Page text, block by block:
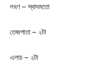
লবণ – স্বাদমতো
তেজপাতা – ২টা
এলাচ – ২টা